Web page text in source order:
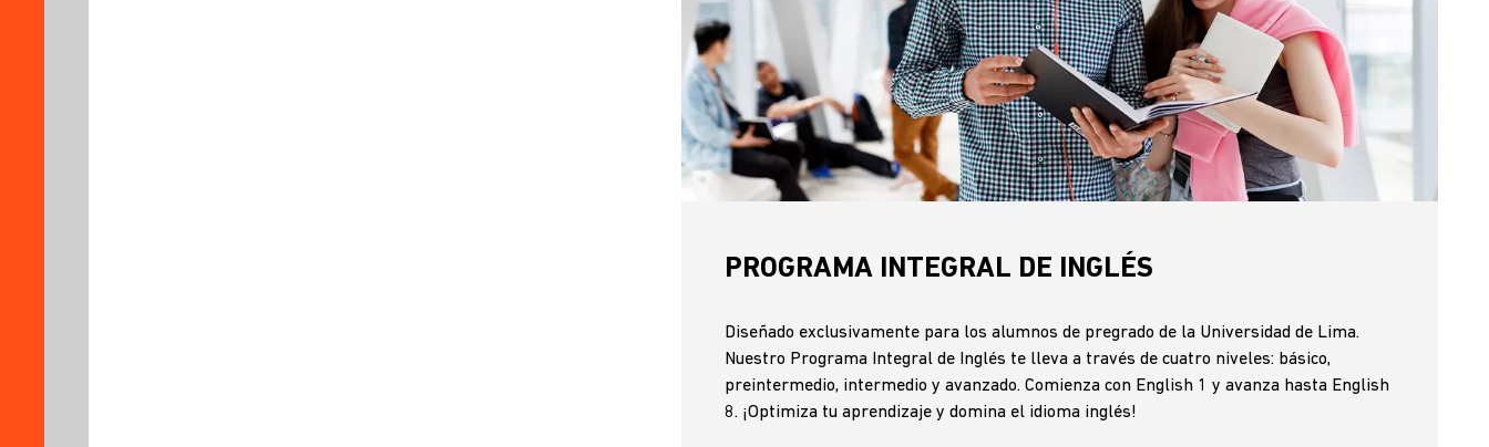
PROGRAMA INTEGRAL DE INGLÉS
Diseñado exclusivamente para los alumnos de pregrado de la Universidad de Lima.
Nuestro Programa Integral de Inglés te lleva a través de cuatro niveles: básico,
preintermedio, intermedio y avanzado. Comienza con English 1 y avanza hasta English
8. ¡Optimiza tu aprendizaje y domina el idioma inglés!